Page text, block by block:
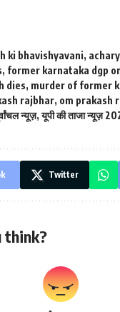
ki bhavishyavani,
, former karnataka dgp
dies, murder of former
rajbhar, om prakash
न्यूज़,यूपी की ताजा न्यूज़
Twitter
think?